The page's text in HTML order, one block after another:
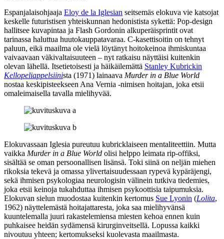
Espanjalaisohjaaja Eloy de la Iglesian seitsemäs elokuva vie katsojat
keskelle futuristisen yhteiskunnan hedonistista sykettä: Pop‑design
hallitsee kuvapintaa ja Flash Gordonin alkuperäisprintit ovat
tarinassa haluttua huutokauppatavaraa. C‑kasettisoitin on tehnyt
paluun, eikä maailma ole vielä löytänyt hoitokeinoa ihmiskuntaa
vaivaavaan väkivaltaisuuteen – nyt ratkaisu näyttäisi kuitenkin
olevan lähellä. Itsetietoisesti ja häikäilemättä Stanley Kubrickin
Kellopeliappelsiinista (1971) lainaava Murder in a Blue World
nostaa keskipisteekseen Ana Vernia ‑nimisen hoitajan, joka etsii
omaleimaisella tavalla mielihyvää.
Elokuvassaan Iglesia pureutuu kubricklaiseen mentaliteettiin. Mutta
vaikka Murder in a Blue World olisi helppo leimata rip‑offiksi,
sisältää se oman persoonallisen lisänsä. Toki siinä on neljän miehen
rikoksia tekevä ja omassa ylivertaisuudessaan rypevä kypäräjengi,
sekä ihmisen psykologiaa neurologisin välinein tutkiva tiedemies,
joka etsii keinoja tukahduttaa ihmisen psykoottisia taipumuksia.
Elokuvan sielun muodostaa kuitenkin kertomus Sue Lyonin (Lolita,
1962) näyttelemästä hoitajattaresta, joka saa mielihyvänsä
kuuntelemalla juuri rakastelemiensa miesten kehoa ennen kuin
puhkaisee heidän sydämensä kirurginveitsellä. Lopussa kaikki
nivoutuu yhteen; kertomukseksi kuolevasta maailmasta.